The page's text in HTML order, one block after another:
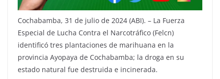
Cochabamba, 31 de julio de 2024 (ABI). – La Fuerza
Especial de Lucha Contra el Narcotráfico (Felcn)
identificó tres plantaciones de marihuana en la
provincia Ayopaya de Cochabamba; la droga en su
estado natural fue destruida e incinerada.